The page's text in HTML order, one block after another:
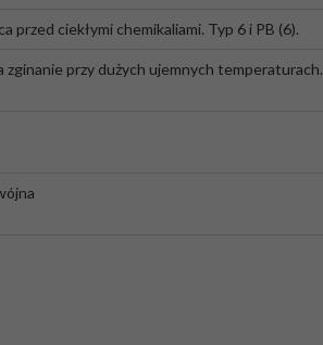
przed ciekłymi chemikaliami. Typ 6 i PB (6).
zginanie przy dużych ujemnych temperaturach.